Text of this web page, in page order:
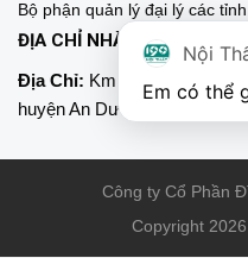
Bộ phận quản lý đại lý các
ĐỊA CHỈ NHÀ MÁY SẢN
Địa Chỉ: Km 89, Quốc lộ 5 ,
huyện An Dương, Hải Phòng
Công ty Cổ Phần
Copyright
Nội